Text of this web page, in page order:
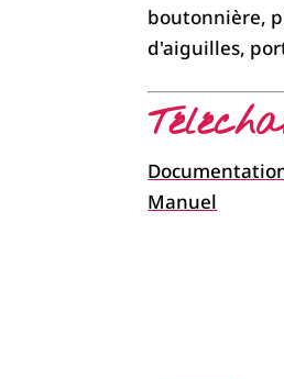
boutonnière,
d'aiguilles,
Manuel